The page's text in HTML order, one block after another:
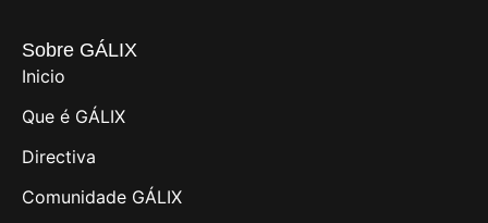
Sobre GÁLIX
Inicio
Que é GÁLIX
Directiva
Comunidade GÁLIX